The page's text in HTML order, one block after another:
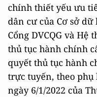
chính thiết yếu ưu
dân cư của Cơ sở
Cổng DVCQG và
thủ tục hành chính
quyết thủ tục hành
trực tuyến, theo phụ
ngày 6/1/2022 của